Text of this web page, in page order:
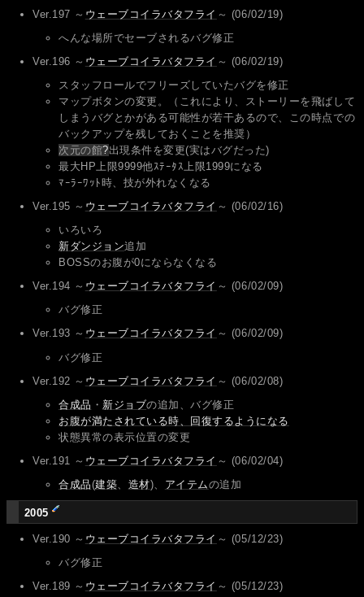
Ver.197 ～ ウェーブコイラバタフライ ～ (06/02/19)
へんな場所でセーブされるバグ修正
Ver.196 ～ ウェーブコイラバタフライ ～ (06/02/19)
スタッフロールでフリーズしていたバグを修正
マップボタンの変更。（これにより、ストーリーを飛ばして
しまうバグとかがある可能性が若干あるので、この時点での
バックアップを残しておくことを推奨）
次元の館?出現条件を変更(実はバグだった)
最大HP上限9999他ｽﾃｰﾀｽ上限1999になる
ﾏｰﾗｰﾜｯﾄ時、技が外れなくなる
Ver.195 ～ ウェーブコイラバタフライ ～ (06/02/16)
いろいろ
新ダンジョン追加
BOSSのお腹が0にならなくなる
Ver.194 ～ ウェーブコイラバタフライ ～ (06/02/09)
バグ修正
Ver.193 ～ ウェーブコイラバタフライ ～ (06/02/09)
バグ修正
Ver.192 ～ ウェーブコイラバタフライ ～ (06/02/08)
合成品 ・ 新ジョブの追加、バグ修正
お腹が満たされている時、回復するようになる
状態異常の表示位置の変更
Ver.191 ～ ウェーブコイラバタフライ ～ (06/02/04)
合成品(建築 造材)、 アイテムの追加
2005
Ver.190 ～ ウェーブコイラバタフライ ～ (05/12/23)
バグ修正
Ver.189 ～ ウェーブコイラバタフライ ～ (05/12/23)